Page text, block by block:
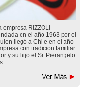
empresa RIZZOLI
en el año 1963 por el
llegó a Chile en el año
con tradición familiar
y su hijo el Sr. Pierangelo
....